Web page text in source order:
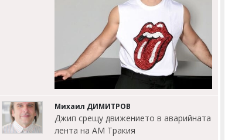
Михаил ДИМИТРОВ
Джип срещу движението в аварийната
лента на АМ Тракия